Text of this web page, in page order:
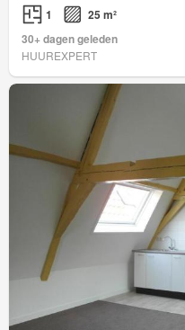
1
25 m²
30+ dagen geleden
HUUREXPERT